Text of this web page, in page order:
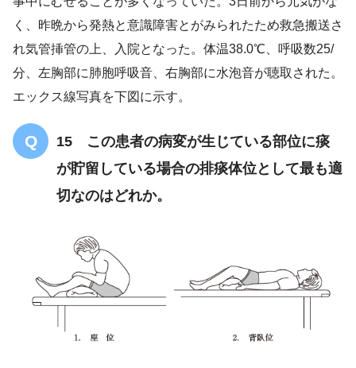
食事中にむせる
発熱
意識障害
部に水泡音
く、昨晩から発熱と意識障害とがみられたため救急搬送さ
れ気管挿管の上、入院となった。体温38.0℃、呼吸数25/
分、左胸部に肺胞呼吸音、右胸部に水泡音が聴取された。
エックス線写真を下図に示す。
15 この患者の病変が生じている部位に痰
が貯留している場合の排痰体位として最も適
切なのはどれか。